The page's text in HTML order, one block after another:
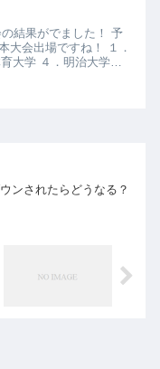
果がでました！ 予
出場ですね！ １．
大学 ４．明治大学
ンされたらどうなる？